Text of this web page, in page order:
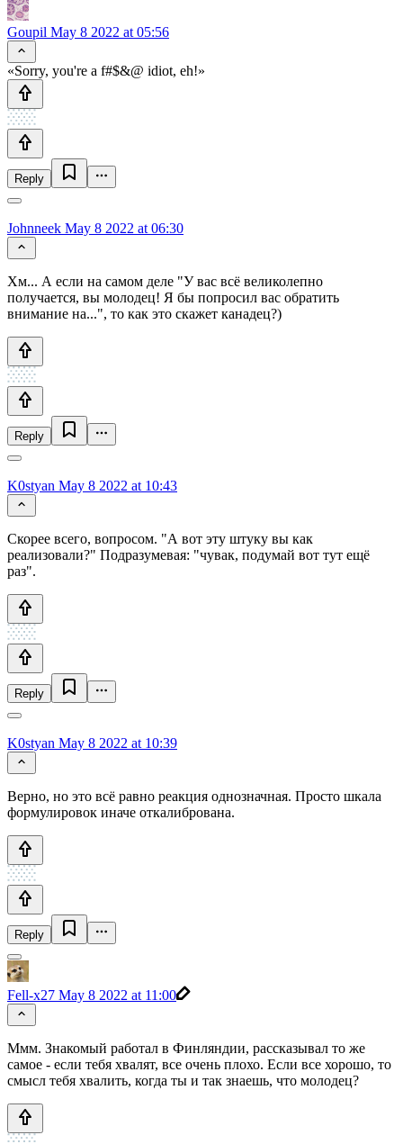
Goupil May 8 2022 at 05:56
«Sorry, you're a f#$&@ idiot, eh!»
Reply
Johnneek May 8 2022 at 06:30
Хм... А если на самом деле "У вас всё великолепно
получается, вы молодец! Я бы попросил вас обратить
внимание на...", то как это скажет канадец?)
Reply
K0styan May 8 2022 at 10:43
Скорее всего, вопросом. "А вот эту штуку вы как
реализовали?" Подразумевая: "чувак, подумай вот тут ещё
раз".
Reply
K0styan May 8 2022 at 10:39
Верно, но это всё равно реакция однозначная. Просто шкала
формулировок иначе откалибрована.
Reply
Fell-x27 May 8 2022 at 11:00
Ммм. Знакомый работал в Финляндии, рассказывал то же
самое - если тебя хвалят, все очень плохо. Если все хорошо, то
смысл тебя хвалить, когда ты и так знаешь, что молодец?